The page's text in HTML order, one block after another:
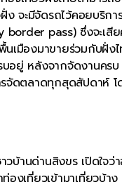
ง จะมีจัดรถไว้คอยบริ
border pass) ซึ่งจะเ
นเมืองมาขายร่วมกับฝั่
อยู่ หลังจากจัดงานคร
จัดตลาดทุกสุดสัปดาห์
บ้านด่านสิงขร เปิดใจ
องเที่ยวเข้ามาเที่ยวบ้